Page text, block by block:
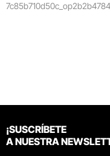
¡SUSCRÍBETE
A NUESTRA